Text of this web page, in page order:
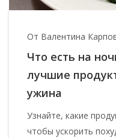
От Валентина
Что есть на
лучшие
ужина
Узнайте, какие
чтобы ускорить